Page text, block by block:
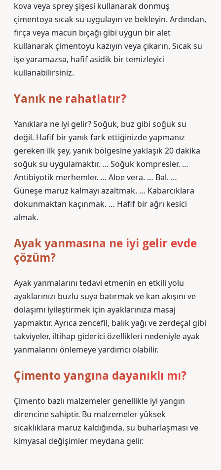
kova veya sprey şişesi kullanarak donmuş
çimentoya sıcak su uygulayın ve bekleyin. Ardından,
fırça veya macun bıçağı gibi uygun bir alet
kullanarak çimentoyu kazıyın veya çıkarın. Sıcak su
işe yaramazsa, hafif asidik bir temizleyici
kullanabilirsiniz.
Yanık ne rahatlatır?
Yanıklara ne iyi gelir? Soğuk, buz gibi soğuk su
değil. Hafif bir yanık fark ettiğinizde yapmanız
gereken ilk şey, yanık bölgesine yaklaşık 20 dakika
soğuk su uygulamaktır. … Soğuk kompresler. …
Antibiyotik merhemler. … Aloe vera. … Bal. …
Güneşe maruz kalmayı azaltmak. … Kabarcıklara
dokunmaktan kaçınmak. … Hafif bir ağrı kesici
almak.
Ayak yanmasına ne iyi gelir evde
çözüm?
Ayak yanmalarını tedavi etmenin en etkili yolu
ayaklarınızı buzlu suya batırmak ve kan akışını ve
dolaşımı iyileştirmek için ayaklarınıza masaj
yapmaktır. Ayrıca zencefil, balık yağı ve zerdeçal gibi
takviyeler, iltihap giderici özellikleri nedeniyle ayak
yanmalarını önlemeye yardımcı olabilir.
Çimento yangına dayanıklı mı?
Çimento bazlı malzemeler genellikle iyi yangın
direncine sahiptir. Bu malzemeler yüksek
sıcaklıklara maruz kaldığında, su buharlaşması ve
kimyasal değişimler meydana gelir.